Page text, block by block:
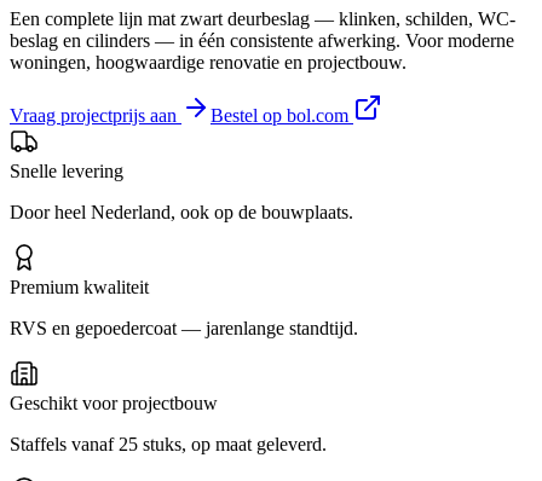
Een complete lijn mat zwart deurbeslag — klinken, schilden, WC-
beslag en cilinders — in één consistente afwerking. Voor moderne
woningen, hoogwaardige renovatie en projectbouw.
Vraag projectprijs aan Bestel op bol.com
Snelle levering
Door heel Nederland, ook op de bouwplaats.
Premium kwaliteit
RVS en gepoedercoat — jarenlange standtijd.
Geschikt voor projectbouw
Staffels vanaf 25 stuks, op maat geleverd.